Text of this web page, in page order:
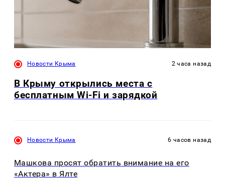
Новости Крыма 2 часа назад
В Крыму открылись места с
бесплатным Wi-Fi и зарядкой
Новости Крыма 6 часов назад
Машкова просят обратить внимание на его
«Актера» в Ялте